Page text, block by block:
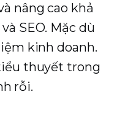
nâng cao khả
SEO. Mặc dù
kinh doanh.
thuyết trong
rỗi.